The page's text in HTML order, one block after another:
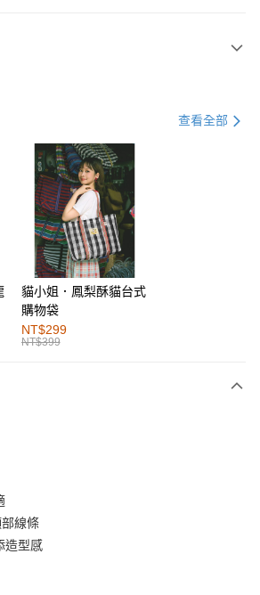
含以上)免運費
含以上)免運費
含以上)免運費
查看全部
貓小姐．鳳梨酥貓台式
購物袋
NT$299
NT$399
線條
造型感